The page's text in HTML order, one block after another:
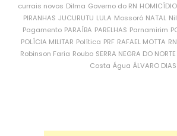
currais novos Dilma Governo do RN HOMICÍDIO
PIRANHAS JUCURUTU LULA Mossoró NATAL
Pagamento PARAÍBA PARELHAS Parnamirim
POLÍCIA MILITAR Política PRF RAFAEL MOTTA RN
Robinson Faria Roubo SERRA NEGRA DO NORTE
Costa Água ÁLVARO DIAS